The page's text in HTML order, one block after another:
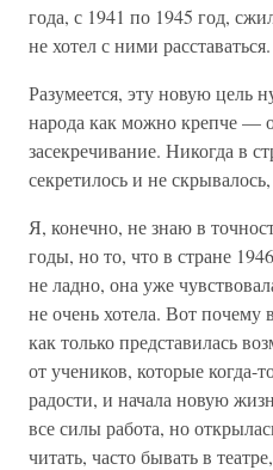
года, с 1941 по 1945 год,
не хотел с ними расставаться.
Разумеется, эту новую цель
народа как можно крепче —
засекречивание. Никогда в
секретилось и не
Я, конечно, не знаю в
годы, но то, что в стране
не ладно, она уже
не очень хотела. Вот почему
как только представилась
от учеников, которые когда-
радости, и начала новую
все силы работа, но
читать, часто бывать в